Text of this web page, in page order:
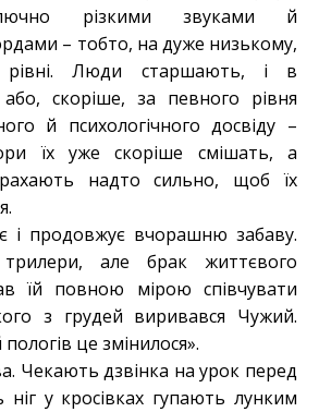
різкими звуками й
– тобто, на дуже низькому,
рівні. Люди старшають, і в
скоріше, за певного рівня
й психологічного досвіду –
їх уже скоріше смішать, а
надто сильно, щоб їх
і продовжує вчорашню забаву.
але брак життєвого
їй повною мірою співчувати
з грудей виривався Чужий.
пологів це змінилося».
Чекають дзвінка на урок перед
ніг у кросівках гупають лунким